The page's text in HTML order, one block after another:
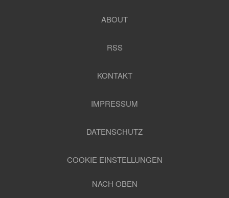
ABOUT
RSS
KONTAKT
IMPRESSUM
DATENSCHUTZ
COOKIE EINSTELLUNGEN
NACH OBEN